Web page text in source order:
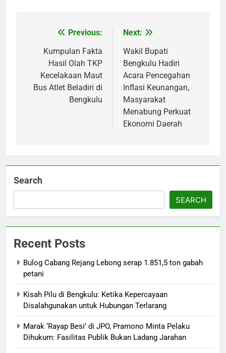
navigation
Previous:
Kumpulan Fakta
Hasil Olah TKP
Kecelakaan Maut
Bus Atlet Beladiri di
Bengkulu
Next:
Wakil Bupati
Bengkulu Hadiri
Acara Pencegahan
Inflasi Keunangan,
Masyarakat
Menabung Perkuat
Ekonomi Daerah
Search
SEARCH
Recent Posts
Bulog Cabang Rejang Lebong serap 1.851,5 ton gabah
petani
Kisah Pilu di Bengkulu: Ketika Kepercayaan
Disalahgunakan untuk Hubungan Terlarang
Marak ‘Rayap Besi’ di JPO, Pramono Minta Pelaku
Dihukum: Fasilitas Publik Bukan Ladang Jarahan